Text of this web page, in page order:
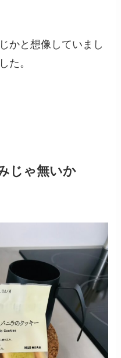
かと想像していまし
た。
じゃ無いか